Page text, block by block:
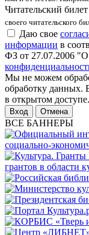
Читательский билет
своего читательского
Даю свое
информации в
ФЗ от 27.07.2006
Мы не можем
обработку данных.
в открытом доступе.
Отмена
ВСЕ БАННЕРЫ